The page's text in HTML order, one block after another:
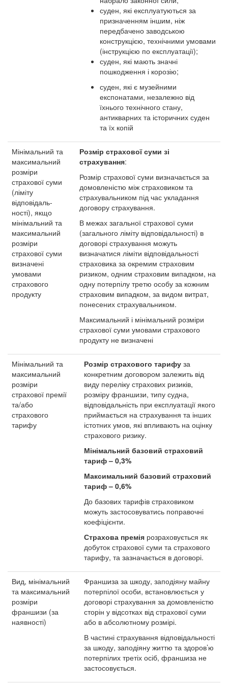
суден, які експлуатуються за
призначенням іншим, ніж
передбачено заводською
конструкцією, технічними умовами
(інструкцією по експлуатації);
суден, які мають значні
пошкодження і корозію;
суден, які є музейними
експонатами, незалежно від
їхнього технічного стану,
антикварних та історичних суден
та їх копій
Мінімальний та
максимальний
розміри
страхової суми
(ліміту
відповідаль-
ності), якщо
мінімальний та
максимальний
розміри
страхової суми
визначені
умовами
страхового
продукту
Розмір страхової суми зі
страхування:
Розмір страхової суми визначається за
домовленістю між страховиком та
страхувальником під час укладання
договору страхування.
В межах загальної страхової суми
(загального ліміту відповідальності) в
договорі страхування можуть
визначатися ліміти відповідальності
страховика за окремим страховим
ризиком, одним страховим випадком, на
одну потерпілу третю особу за кожним
страховим випадком, за видом витрат,
понесених страхувальником.
Максимальний і мінімальний розміри
страхової суми умовами страхового
продукту не визначені
Мінімальний та
максимальний
розміри
страхової премії
та/або
страхового
тарифу
Розмір страхового тарифуза
конкретним договором залежить від
виду переліку страхових ризиків,
розміру франшизи, типу судна,
відповідальність при експлуатації якого
приймається на страхування та інших
істотних умов, які впливають на оцінку
страхового ризику.
Мінімальний базовий страховий
тариф – 0,3%
Максимальний базовий страховий
тариф – 0,6%
До базових тарифів страховиком
можуть застосовуватись поправочні
коефіцієнти.
Страхова преміярозраховується як
добуток страхової суми та страхового
тарифу, та зазначається в договорі.
Вид, мінімальний
та максимальний
розміри
франшизи (за
наявності)
Франшиза за шкоду, заподіяну майну
потерпілої особи, встановлюється у
договорі страхування за домовленістю
сторін у відсотках від страхової суми
або в абсолютному розмірі.
В частині страхування відповідальності
за шкоду, заподіяну життю та здоров’ю
потерпілих третіх осіб, франшиза не
застосовується.